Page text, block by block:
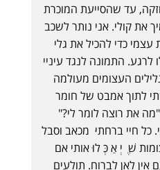
עד שהסייעת המוכרת
את קולי. אני נותר לשכב
כדי להכיל את גלי
לרגע. התמונה לנגד עיניי
העצומים מעולמה
לתוך אמבט של חומר
"מה את רוצה לומר לי?"
כל חיי ברחתי ּ מכאב וסבל
שׁ ֶ יְ אַ כְּ לוּ אותי אם
לאן לברוח. תולעים